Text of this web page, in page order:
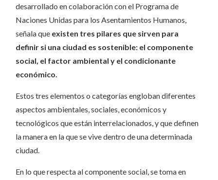
desarrollado en colaboración con el Programa de
Naciones Unidas para los Asentamientos Humanos,
señala que existen tres pilares que sirven para
definir si una ciudad es sostenible: el componente
social, el factor ambiental y el condicionante
económico.
Estos tres elementos o categorías engloban diferentes
aspectos ambientales, sociales, económicos y
tecnológicos que están interrelacionados, y que definen
la manera en la que se vive dentro de una determinada
ciudad.
En lo que respecta al componente social, se toma en